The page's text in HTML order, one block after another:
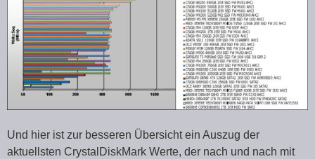
Und hier ist zur besseren Übersicht ein Auszug der
aktuellsten CrystalDiskMark Werte, der nach und nach mit